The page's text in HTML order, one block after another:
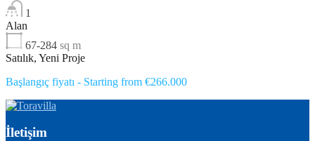
1
Alan
67-284 sq m
Satılık, Yeni Proje
Başlangıç fiyatı - Starting from €266.000
İletişim